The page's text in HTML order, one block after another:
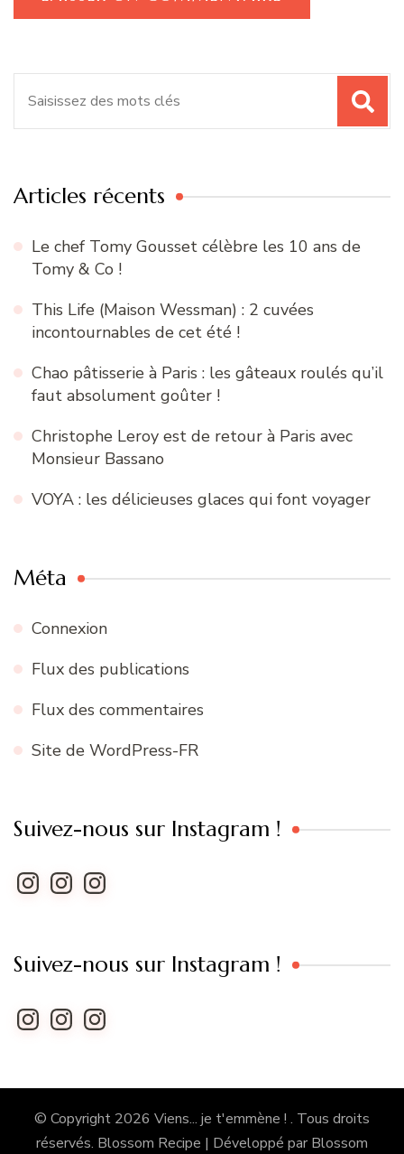
Articles récents
Le chef Tomy Gousset célèbre les 10 ans de
Tomy & Co !
This Life (Maison Wessman) : 2 cuvées
incontournables de cet été !
Chao pâtisserie à Paris : les gâteaux roulés qu’il
faut absolument goûter !
Christophe Leroy est de retour à Paris avec
Monsieur Bassano
VOYA : les délicieuses glaces qui font voyager
Méta
Connexion
Flux des publications
Flux des commentaires
Site de WordPress-FR
Suivez-nous sur Instagram !
Instagram
InstagramInstagram
Suivez-nous sur Instagram !
Instagram
InstagramInstagram
© Copyright 2026 Viens... je t'emmène ! . Tous droits
réservés. Blossom Recipe | Développé par Blossom